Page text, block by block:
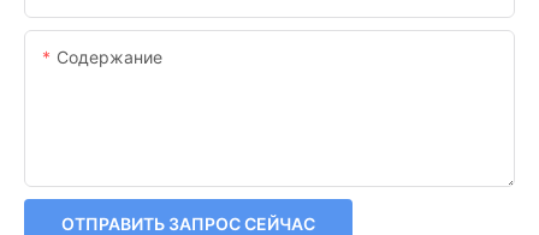
Содержание
ОТПРАВИТЬ ЗАПРОС СЕЙЧАС